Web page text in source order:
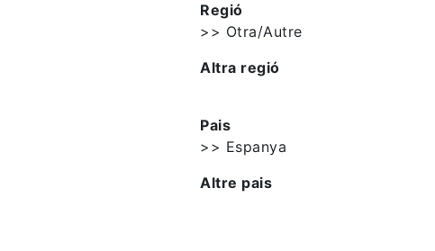
Regió
>> Otra/Autre
Altra regió
Pais
>> Espanya
Altre pais